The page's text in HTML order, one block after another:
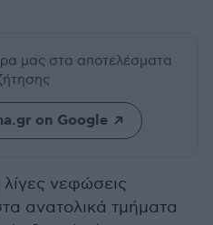
μας στα αποτελέσματα
on Google
λίγες νεφώσεις
ανατολικά τμήματα